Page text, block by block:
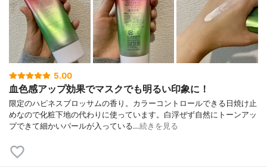
5.00
血色感アップ効果でマスクでも明るい印象に！
限定のハピネスブロッサムの香り。カラーコントロールできる日焼け止
めなので化粧下地の代わりに使っています。白浮ぜず自然にトーンアッ
プできて細かいパールが入っている…続きを見る